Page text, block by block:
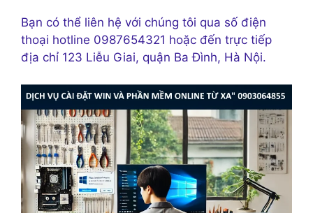
Bạn có thể liên hệ với chúng tôi qua số điện
thoại hotline 0987654321 hoặc đến trực tiếp
địa chỉ 123 Liễu Giai, quận Ba Đình, Hà Nội.